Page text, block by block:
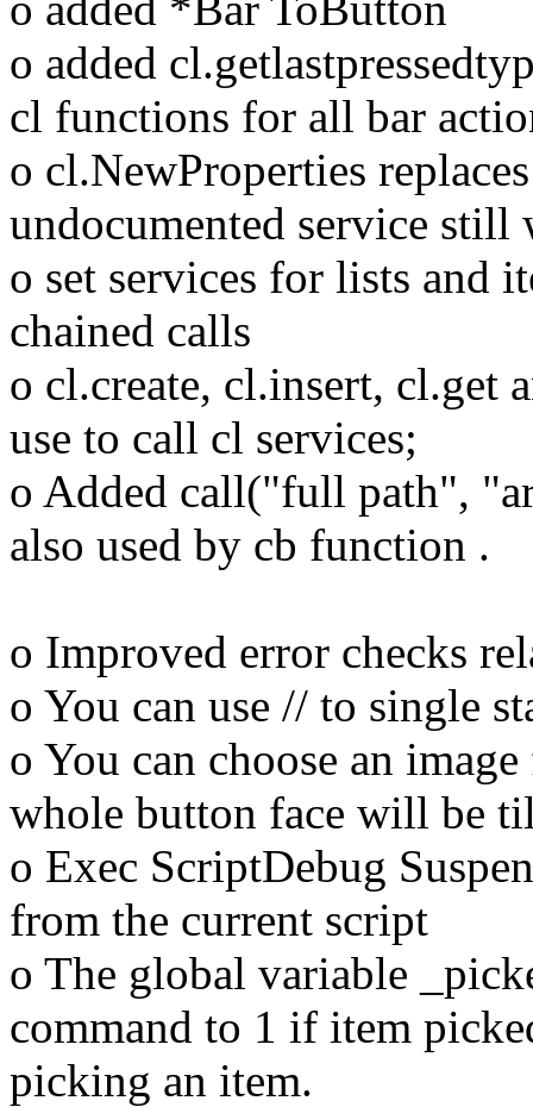
o added
cl functions for all bar
o cl.NewProperties
undocumented service still
o set services for lists and
chained calls
o cl.create, cl.insert, cl.get
use to call cl services;
o Added call("full path",
also used by cb function .
o Improved error checks
o You can use // to single
o You can choose an
whole button face will be
o Exec ScriptDebug
from the current script
o The global variable
command to 1 if item
picking an item.